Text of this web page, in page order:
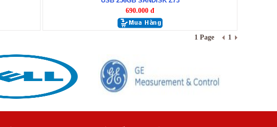
690.000 đ
1 Page 1